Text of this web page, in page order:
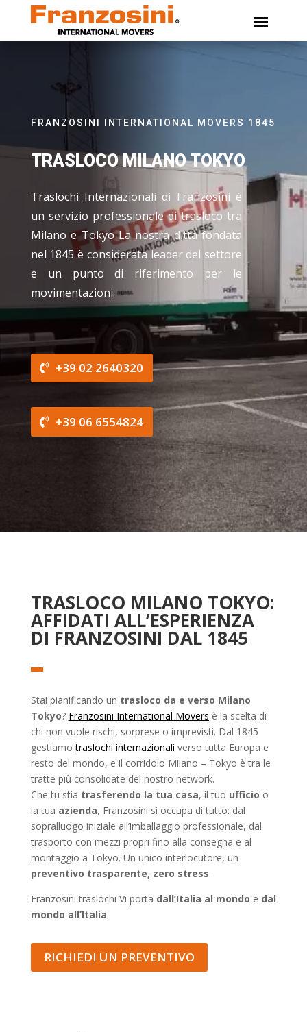
FRANZOSINI INTERNATIONAL MOVERS 1845
TRASLOCO MILANO TOKYO
Traslochi Internazionali di Franzosini è
un servizio professionale di trasloco tra
Milano e Tokyo La nostra ditta fondata
nel 1845 è considerata leader del settore
e un punto di riferimento per le
movimentazioni.
+39 02 2640320
+39 06 6554824
TRASLOCO MILANO TOKYO:
AFFIDATI ALL’ESPERIENZA
DI FRANZOSINI DAL 1845
Stai pianificando un trasloco da e verso Milano
Tokyo? Franzosini International Movers è la scelta di
chi non vuole rischi, sorprese o imprevisti. Dal 1845
gestiamotraslochi internazionali verso tutta Europa e
resto del mondo, e il corridoio Milano – Tokyo è tra le
tratte più consolidate del nostro network.
Che tu stia trasferendo la tua casa, il tuo ufficio o
la tua azienda, Franzosini si occupa di tutto: dal
sopralluogo iniziale all’imballaggio professionale, dal
trasporto con mezzi propri fino alla consegna e al
montaggio a Tokyo. Un unico interlocutore, un
preventivo trasparente, zero stress.
Franzosini traslochi Vi porta dall’Italia al mondo e dal
mondo all’Italia
RICHIEDI UN PREVENTIVO